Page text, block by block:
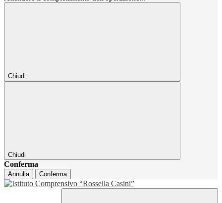
Chiudi
Chiudi
Conferma
Annulla Conferma